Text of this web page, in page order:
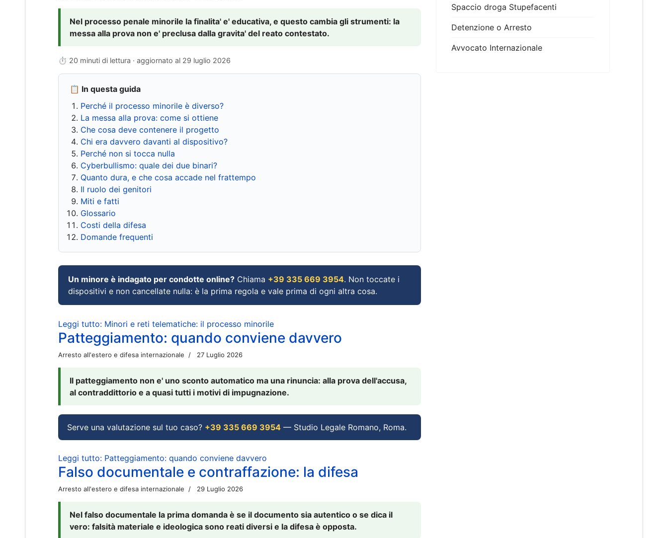
Nel processo penale minorile la finalita' e' educativa, e questo cambia gli strumenti: la
messa alla prova non e' preclusa dalla gravita' del reato contestato.
⏱ 20 minuti di lettura · aggiornato al 29 luglio 2026
📋 In questa guida
Perché il processo minorile è diverso?
La messa alla prova: come si ottiene
Che cosa deve contenere il progetto
Chi era davvero davanti al dispositivo?
Perché non si tocca nulla
Cyberbullismo: quale dei due binari?
Quanto dura, e che cosa accade nel frattempo
Il ruolo dei genitori
Miti e fatti
Glossario
Costi della difesa
Domande frequenti
Un minore è indagato per condotte online? Chiama +39 335 669 3954. Non toccate i
dispositivi e non cancellate nulla: è la prima regola e vale prima di ogni altra cosa.
Leggi tutto: Minori e reti telematiche: il processo minorile
Patteggiamento: quando conviene davvero
Arresto all'estero e difesa internazionale 27 Luglio 2026
Il patteggiamento non e' uno sconto automatico ma una rinuncia: alla prova dell'accusa,
al contraddittorio e a quasi tutti i motivi di impugnazione.
Serve una valutazione sul tuo caso? +39 335 669 3954 — Studio Legale Romano, Roma.
Leggi tutto: Patteggiamento: quando conviene davvero
Falso documentale e contraffazione: la difesa
Arresto all'estero e difesa internazionale 29 Luglio 2026
Nel falso documentale la prima domanda è se il documento sia autentico o se dica il
vero: falsità materiale e ideologica sono reati diversi e la difesa è opposta.
Spaccio droga Stupefacenti
Detenzione o Arresto
Avvocato Internazionale